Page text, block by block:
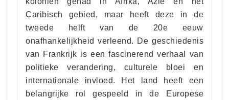
Caribisch gebied, maar heeft deze in de
tweede helft van de 20e eeuw
onafhankelijkheid verleend. De geschiedenis
van Frankrijk is een fascinerend verhaal van
politieke verandering, culturele bloei en
internationale invloed. Het land heeft een
belangrijke rol gespeeld in de Europese